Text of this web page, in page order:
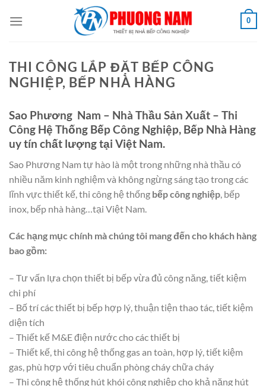
qua
0
THI CÔNG LẮP ĐẶT BẾP CÔNG
NGHIỆP, BẾP NHÀ HÀNG
Sao Phương Nam – Nhà Thầu Sản Xuất – Thi
Công Hệ Thống Bếp Công Nghiệp, Bếp Nhà Hàng
uy tín chất lượng tại Việt Nam.
Sao Phương Nam tự hào là một trong những nhà thầu có
nhiều năm kinh nghiệm và không ngừng sáng tạo trong các
lĩnh vực thiết kế, thi công hệ thống bếp công nghiệp , bếp
inox, bếp nhà hàng…tại Việt Nam.
Các hạng mục chính mà chúng tôi mang đến cho khách hàng
bao gồm:
– Tư vấn lựa chọn thiết bị bếp vừa đủ công năng, tiết kiệm
chi phí
– Bố trí các thiết bị bếp hợp lý, thuận tiện thao tác, tiết kiệm
diện tích
– Thiết kế M&E điện nước cho các thiết bị
– Thiết kế, thi công hệ thống gas an toàn, hợp lý, tiết kiệm
gas, phù hợp với tiêu chuẩn phòng cháy chữa cháy
– Thi công hệ thống hút khói công nghiệp cho khả năng hút